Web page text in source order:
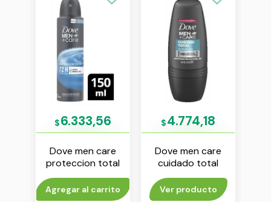
$6.333,56
Dove men care
proteccion total
antitranspirante en
aerosol x 150 ml
Agregar al carrito
$4.774,18
Dove men care
cuidado total
antitranspirante
roll on x 50 ml
Ver producto